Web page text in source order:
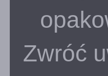
Zwróć